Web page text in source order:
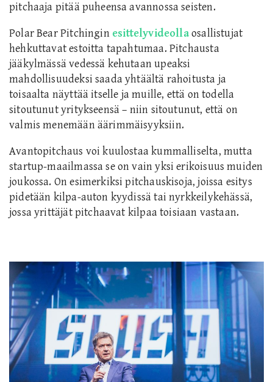
pitchaaja pitää puheensa avannossa seisten.
Polar Bear Pitchingin esittelyvideollaosallistujat
hehkuttavat estoitta tapahtumaa. Pitchausta
jääkylmässä vedessä kehutaan upeaksi
mahdollisuudeksi saada yhtäältä rahoitusta ja
toisaalta näyttää itselle ja muille, että on todella
sitoutunut yritykseensä – niin sitoutunut, että on
valmis menemään äärimmäisyyksiin.
Avantopitchaus voi kuulostaa kummalliselta, mutta
startup-maailmassa se on vain yksi erikoisuus muiden
joukossa. On esimerkiksi pitchauskisoja, joissa esitys
pidetään kilpa-auton kyydissä tai nyrkkeilykehässä,
jossa yrittäjät pitchaavat kilpaa toisiaan vastaan.